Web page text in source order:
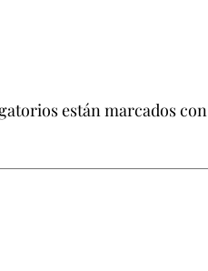
están marcados con